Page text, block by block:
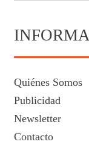
Quiénes Somos
Publicidad
Newsletter
Contacto